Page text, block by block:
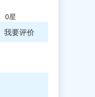
0星
我要评价